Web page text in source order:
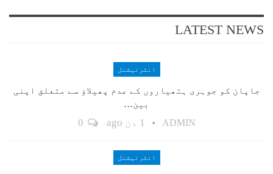
LATEST NEWS
انٹرنیشنل
جاپان کو جوہری ہتھیاروں کے عدم پھیلاؤ سے متعلق اپنی
بین…
ADMIN 1 دن ago
انٹرنیشنل